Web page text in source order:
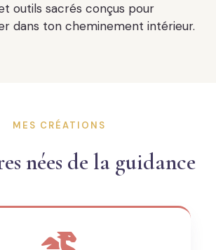
outils sacrés conçus pour
dans ton cheminement intérieur.
MES CRÉATIONS
nées de la guidance